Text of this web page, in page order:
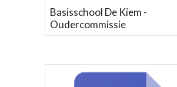
Basisschool De Kiem -
Oudercommissie